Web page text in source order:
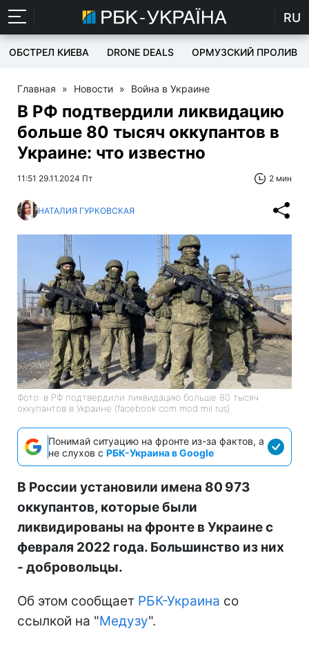
RU
ОБСТРЕЛ КИЕВА DRONE DEALS ОРМУЗСКИЙ ПРОЛИВ
Главная » Новости » Война в Украине
В РФ подтвердили ликвидацию
больше 80 тысяч оккупантов в
Украине: что известно
11:51 29.11.2024 Пт 2 мин
НАТАЛИЯ ГУРКОВСКАЯ
Фото: в РФ подтвердили ликвидацию больше 80 тысяч
оккупантов в Украине (facebook com mod mil rus)
Понимай ситуацию на фронте из-за фактов, а
не слухов с РБК-Украина в Google
В России установили имена 80 973
оккупантов, которые были
ликвидированы на фронте в Украине с
февраля 2022 года. Большинство из них
- добровольцы.
Об этом сообщает РБК-Украина со
ссылкой на "Медузу".